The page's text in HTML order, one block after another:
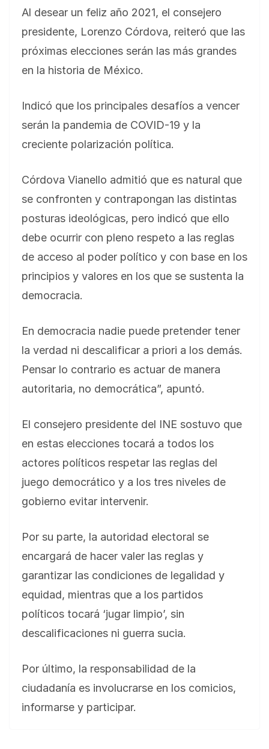
Al desear un feliz año 2021, el consejero
presidente, Lorenzo Córdova, reiteró que las
próximas elecciones serán las más grandes
en la historia de México.
Indicó que los principales desafíos a vencer
serán la pandemia de COVID-19 y la
creciente polarización política.
Córdova Vianello admitió que es natural que
se confronten y contrapongan las distintas
posturas ideológicas, pero indicó que ello
debe ocurrir con pleno respeto a las reglas
de acceso al poder político y con base en los
principios y valores en los que se sustenta la
democracia.
En democracia nadie puede pretender tener
la verdad ni descalificar a priori a los demás.
Pensar lo contrario es actuar de manera
autoritaria, no democrática”, apuntó.
El consejero presidente del INE sostuvo que
en estas elecciones tocará a todos los
actores políticos respetar las reglas del
juego democrático y a los tres niveles de
gobierno evitar intervenir.
Por su parte, la autoridad electoral se
encargará de hacer valer las reglas y
garantizar las condiciones de legalidad y
equidad, mientras que a los partidos
políticos tocará ‘jugar limpio’, sin
descalificaciones ni guerra sucia.
Por último, la responsabilidad de la
ciudadanía es involucrarse en los comicios,
informarse y participar.